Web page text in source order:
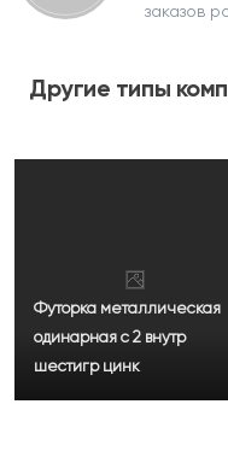
заказов
Другие типы
Футорка металлическая
одинарная с 2 внутр
шестигр цинк